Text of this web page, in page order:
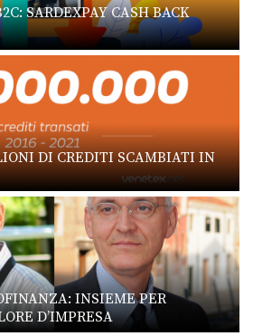
SARDEXPAY CASH BACK
DI CREDITI SCAMBIATI IN
INSIEME PER
D’IMPRESA